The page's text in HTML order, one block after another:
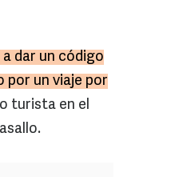
a dar un código
por un viaje por
turista en el